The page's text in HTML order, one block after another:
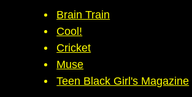
Brain Train
Cool!
Cricket
Muse
Teen Black Girl's Magazine